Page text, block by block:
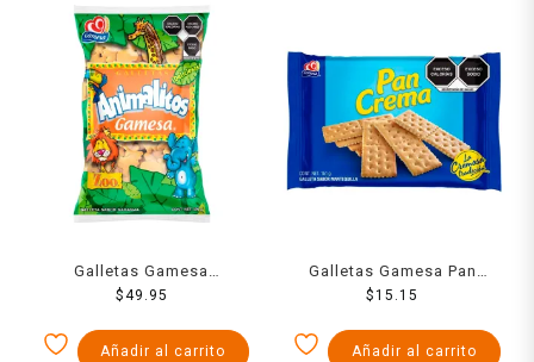
Galletas Gamesa
Animalitos 500 g
$49.95
Añadir al carrito
Galletas Gamesa Pan
Crema 151 g
$15.15
Añadir al carrito